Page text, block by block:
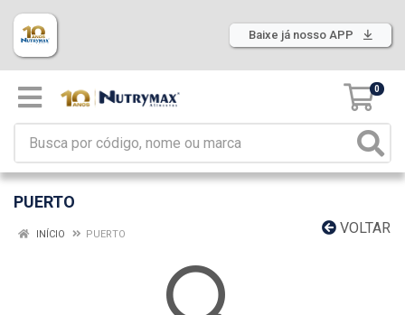
Baixe já nosso APP
0
PUERTO
VOLTAR
INÍCIO PUERTO